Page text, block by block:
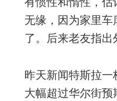
无缘，因为家里
了。后来老友指出
昨天新闻特斯拉一
大幅超过华尔街